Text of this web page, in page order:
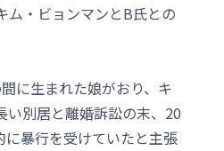
ム・ビョンマンとB氏との
に生まれた娘がおり、キ
い別居と離婚訴訟の末、20
暴行を受けていたと主張